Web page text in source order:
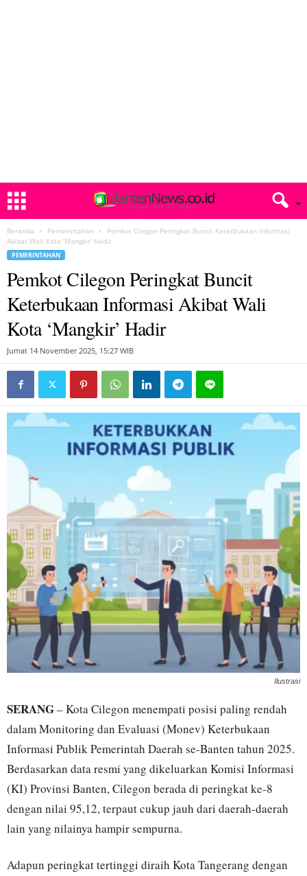
Beranda Pemerintahan
Pemkot Cilegon Peringkat Buncit Keterbukaan Informasi
Akibat Wali Kota ‘Mangkir’ Hadir
PEMERINTAHAN
Pemkot Cilegon Peringkat Buncit
Keterbukaan Informasi Akibat Wali
Kota ‘Mangkir’ Hadir
Jumat 14 November 2025, 15:27 WIB
Ilustrasi
SERANG– Kota Cilegon menempati posisi paling rendah
dalam Monitoring dan Evaluasi (Monev) Keterbukaan
Informasi Publik Pemerintah Daerah se-Banten tahun 2025.
Berdasarkan data resmi yang dikeluarkan Komisi Informasi
(KI) Provinsi Banten, Cilegon berada di peringkat ke-8
dengan nilai 95,12, terpaut cukup jauh dari daerah-daerah
lain yang nilainya hampir sempurna.
Adapun peringkat tertinggi diraih Kota Tangerang dengan